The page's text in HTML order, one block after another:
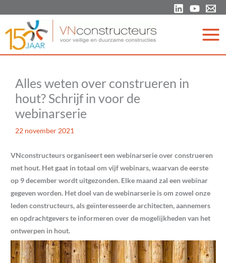
de
inhoud
Alles weten over construeren in
hout? Schrijf in voor de
webinarserie
22 november 2021
VNconstructeurs organiseert een webinarserie over construeren
met hout. Het gaat in totaal om vijf webinars, waarvan de eerste
op 9 december wordt uitgezonden. Elke maand zal een webinar
gegeven worden. Het doel van de webinarserie is om zowel onze
leden constructeurs, als geïnteresseerde architecten, aannemers
en opdrachtgevers te informeren over de mogelijkheden van het
ontwerpen in hout.